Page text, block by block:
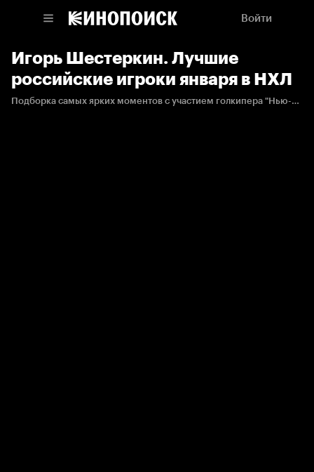
Войти
Игорь Шестеркин. Лучшие
российские игроки января в НХЛ
Подборка самых ярких моментов с участием голкипера "Нью-Йорк Рейнджерс" Игоря Шестеркина, признанного одним из трех лучших российских игроков января в Национальной Хоккейной Лиге.